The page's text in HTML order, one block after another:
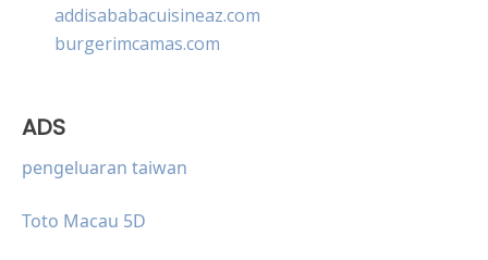
addisababacuisineaz.com
burgerimcamas.com
ADS
pengeluaran taiwan
Toto Macau 5D